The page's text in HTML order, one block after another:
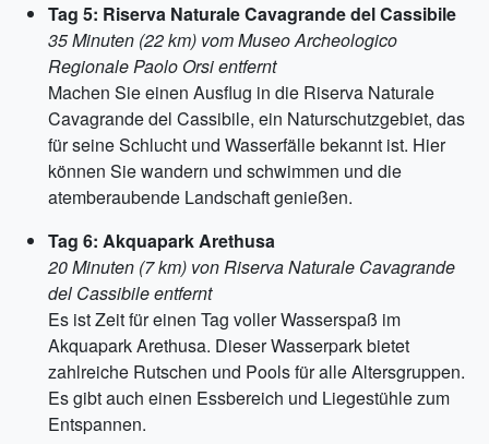
Tag 5: Riserva Naturale Cavagrande del Cassibile
35 Minuten (22 km) vom Museo Archeologico
Regionale Paolo Orsi entfernt
Machen Sie einen Ausflug in die Riserva Naturale
Cavagrande del Cassibile, ein Naturschutzgebiet, das
für seine Schlucht und Wasserfälle bekannt ist. Hier
können Sie wandern und schwimmen und die
atemberaubende Landschaft genießen.
Tag 6: Akquapark Arethusa
20 Minuten (7 km) von Riserva Naturale Cavagrande
del Cassibile entfernt
Es ist Zeit für einen Tag voller Wasserspaß im
Akquapark Arethusa. Dieser Wasserpark bietet
zahlreiche Rutschen und Pools für alle Altersgruppen.
Es gibt auch einen Essbereich und Liegestühle zum
Entspannen.